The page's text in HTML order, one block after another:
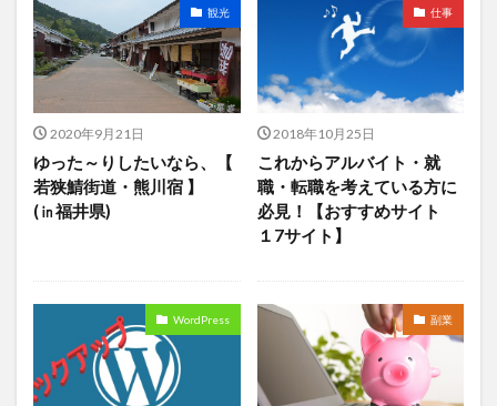
観光
2020年9月21日
ゆった～りしたいなら、【
若狭鯖街道・熊川宿 】
(㏌福井県)
仕事
2018年10月25日
これからアルバイト・就
職・転職を考えている方に
必見！【おすすめサイト
１7サイト】
WordPress 副業